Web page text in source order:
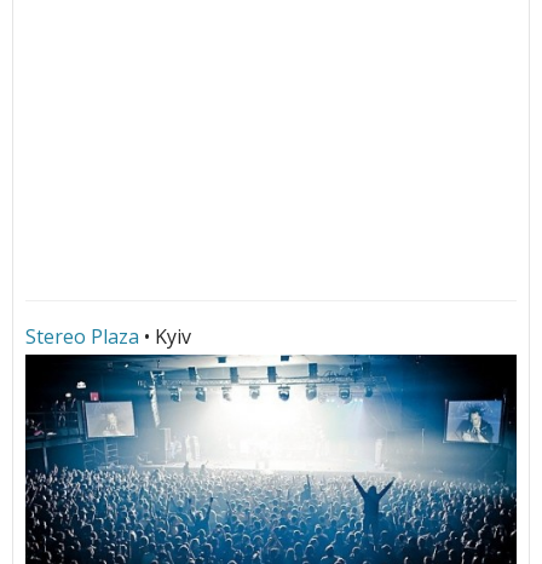
Stereo Plaza • Kyiv